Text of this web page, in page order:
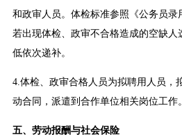
和政审人员。体检标准参照《公务员录
若出现体检、政审不合格造成的空缺人
低依次递补。
4.体检、政审合格人员为拟聘用人员，
动合同，派遣到合作单位相关岗位工作。
五、劳动报酬与社会保险